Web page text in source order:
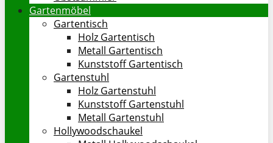
Gartenmöbel
Gartentisch
Holz Gartentisch
Metall Gartentisch
Kunststoff Gartentisch
Gartenstuhl
Holz Gartenstuhl
Kunststoff Gartenstuhl
Metall Gartenstuhl
Hollywoodschaukel